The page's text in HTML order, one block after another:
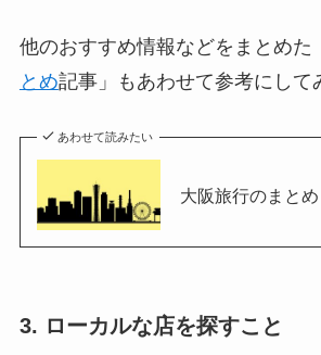
他のおすすめ情報などをまとめた
とめ記事」もあわせて参考にして
あわせて読みたい
大阪旅行のまとめ
3. ローカルな店を探すこと